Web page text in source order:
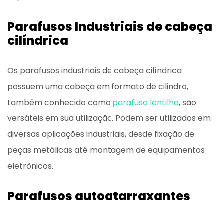
Parafusos Industriais de cabeça
cilíndrica
Os parafusos industriais de cabeça cilíndrica
possuem uma cabeça em formato de cilindro,
também conhecido como parafuso lentilha, são
versáteis em sua utilização. Podem ser utilizados em
diversas aplicações industriais, desde fixação de
peças metálicas até montagem de equipamentos
eletrônicos.
Parafusos autoatarraxantes